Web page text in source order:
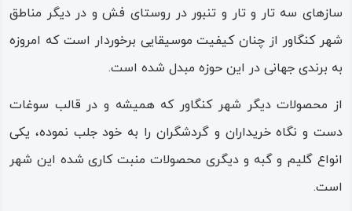
مثل بیش‌تر شهرها و مناطق استان کرمانشاه، دارای تنوع بالایی
در غذاها، خوراکی‌ها و بخش شیرینی‌ها و نان‌های محلی است.
از غذاهای سنتی شهر و شهرستان کنگاور خورشت خلال بادام،
آش عدس، آش عباس‌ علی، حلوای مخصوص کنگاور، آش
ترخینه و آش دوغ بسیار معروف و مورد توجه مسافران و
گردشگران است.
مردم شهر و ناحیه کنگاور در نوع پوشش و به ویژه پوشش زنان
سازهای سه‌ تار و تار و تنبور در روستای فش و در دیگر مناطق
شهر کنگاور از چنان کیفیت موسیقایی برخوردار است که امروزه
به برندی جهانی در این حوزه مبدل شده است.
از محصولات دیگر شهر کنگاور که همیشه و در قالب سوغات
دست و نگاه خریداران و گردشگران را به خود جلب نموده، یکی
انواع گلیم و گبه و دیگری محصولات منبت‌ کاری شده این شهر
است.